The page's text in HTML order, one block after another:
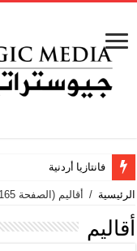
فانتازيا أردنية
الرئيسية / أقاليم (الصفحة 165)
أقاليم